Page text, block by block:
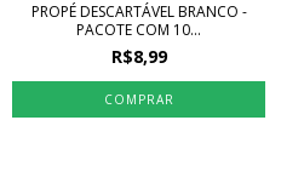
PROPÉ DESCARTÁVEL BRANCO -
PACOTE COM 10...
R$8,99